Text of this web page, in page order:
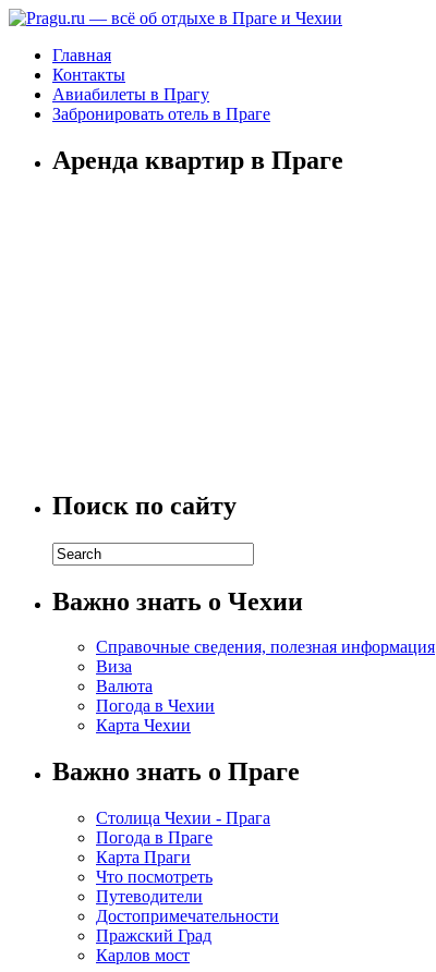
Главная
Контакты
Авиабилеты в Прагу
Забронировать отель в Праге
Аренда квартир в Праге
Поиск по сайту
Важно знать о Чехии
Справочные сведения, полезная информация
Виза
Валюта
Погода в Чехии
Карта Чехии
Важно знать о Праге
Столица Чехии - Прага
Погода в Праге
Карта Праги
Что посмотреть
Путеводители
Достопримечательности
Пражский Град
Карлов мост